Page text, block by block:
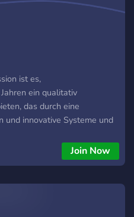
ist es,
ein qualitativ
das durch eine
und innovative Systeme und
überzogenen
ein faires RP-Umfeld, ohne
Join Now